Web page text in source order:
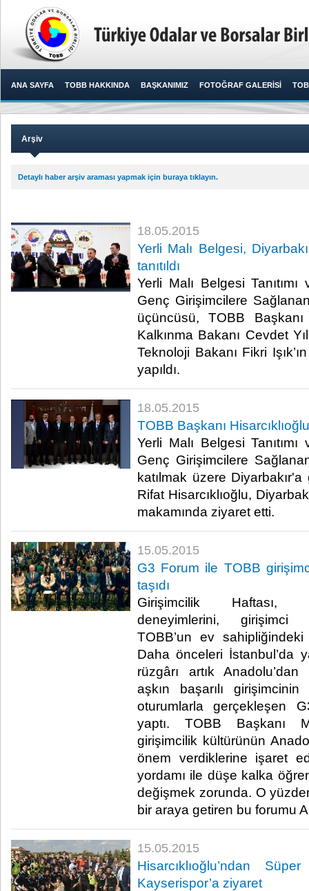
ANA SAYFA TOBB HAKKINDA BAŞKANIMIZ FOTOĞRAF GALERİSİ
Arşiv
Detaylı haber arşiv araması yapmak için buraya tıklayın.
18.05.2015
Yerli Malı Belgesi,
tanıtıldı
Yerli Malı Belgesi
Genç Girişimcilere Sağlanan
üçüncüsü, TOBB
Kalkınma Bakanı Cevdet
Teknoloji Bakanı Fikri
yapıldı.​
18.05.2015
TOBB Başkanı
Yerli Malı Belgesi
Genç Girişimcilere
katılmak üzere
Rifat Hisarcıklıoğlu,
makamında ziyaret etti.​
15.05.2015
G3 Forum ile TOBB
taşıdı
Girişimcilik Haftası,
deneyimlerini, girişimci
TOBB’un ev
Daha önceleri İstanbul’da
rüzgârı artık
aşkın başarılı girişimcinin
oturumlarla gerçekleşen
yaptı. TOBB Başkanı
girişimcilik kültürünün
önem verdiklerine işaret
yordamı ile düşe kalka
değişmek zorunda. O
bir araya getiren bu forumu
15.05.2015
Hisarcıklıoğlu’ndan
Kayserispor’a ziyaret